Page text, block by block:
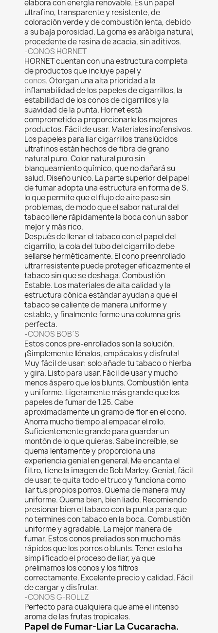
elabora con energía renovable. Es un papel
ultrafino, transparente y resistente, de
coloración verde y de combustión lenta, debido
a su baja porosidad. La goma es arábiga natural,
procedente de resina de acacia, sin aditivos.
-CONOS HORNET
HORNET cuentancon una estructura completa
de productos que incluye papel y
conos.Otorganuna alta prioridad a la
inflamabilidad de los papeles de cigarrillos, la
estabilidad de los conos de cigarrillos y la
suavidad de la punta. Hornet está
comprometido a proporcionarle los mejores
productos. Fácil de usar. Materiales inofensivos.
Los papeles para liar cigarrillos translúcidos
ultrafinos están hechos de fibra de grano
natural puro. Color natural puro sin
blanqueamiento químico, que no dañará su
salud. Diseño unico. La parte superior del papel
de fumar adopta una estructura en forma de S,
lo que permite que el flujo de aire pase sin
problemas, de modo que el sabor natural del
tabaco llene rápidamente la boca con un sabor
mejor y más rico.
Después de llenar el tabaco con el papel del
cigarrillo, la cola del tubo del cigarrillo debe
sellarse herméticamente. El cono preenrollado
ultrarresistente puede proteger eficazmente el
tabaco sin que se deshaga. Combustión
Estable. Los materiales de alta calidad y la
estructura cónica estándar ayudan a que el
tabaco se caliente de manera uniforme y
estable, y finalmente forme una columna gris
perfecta.
-CONOS BOB´S
Estos conos pre-enrollados son la solución.
¡Simplemente llénalos, empácalos y disfruta!
Muy fácil de usar: solo añade tu tabaco o hierba
y gira. Listo para usar. Fácil de usar y mucho
menos áspero que los blunts. Combustión lenta
y uniforme. Ligeramente más grande que los
papeles de fumar de 1.25.Cabe
aproximadamente un gramo de flor en el cono.
Ahorra mucho tiempo al empacar el rollo.
Suficientemente grande para guardar un
montón de lo que quieras.Sabe increíble, se
quema lentamente y proporciona una
experiencia genial en general. Me encanta el
filtro, tiene la imagen de Bob Marley.Genial, fácil
de usar, te quita todo el truco y funciona como
liar tus propios porros.Quema de manera muy
uniforme.Quema bien, bien liado. Recomiendo
presionar bien el tabaco con la punta para que
no termines con tabaco en la boca. Combustión
uniforme y agradable. La mejor manera de
fumar. Estos conos preliados son mucho más
rápidos que los porros o blunts.Tener esto ha
simplificado el proceso de liar, ya que
prelimamos los conos y los filtros
correctamente. Excelente precio y calidad. Fácil
de cargar y disfrutar.
-CONOS G-ROLLZ
Perfecto para cualquiera que ame el intenso
aroma de las frutas tropicales.
Papel de Fumar-Liar La Cucaracha.